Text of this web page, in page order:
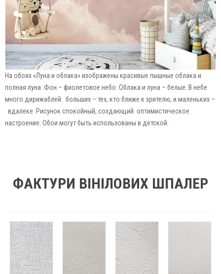
На обоях «Луна и облака» изображены красивые пышные облака и
полная луна. Фон – фиолетовое небо. Облака и луна – белые. В небе
много дирижаблей: больших – тех, кто ближе к зрителю, и маленьких –
вдалеке. Рисунок спокойный, создающий оптимистическое
настроение. Обои могут быть использованы в детской.
ФАКТУРИ ВІНІЛОВИХ ШПАЛЕР